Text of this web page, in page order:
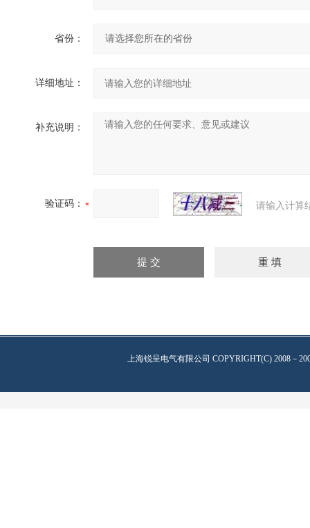
省份：
详细地址：
补充说明：
验证码： 请输入计算
上海锐呈电气有限公司 COPYRIGHT(C) 2008－